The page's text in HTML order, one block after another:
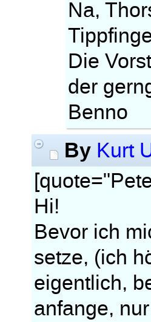
Na,
Die
der
Benno
By Kurt
Hi!
Bevor ich
setze, (ich
eigentlich,
anfange,